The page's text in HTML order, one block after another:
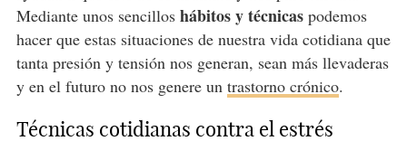
Mediante unos sencillos hábitos y técnicaspodemos
hacer que estas situaciones de nuestra vida cotidiana que
tanta presión y tensión nos generan, sean más llevaderas
y en el futuro no nos genere un trastorno crónico.
Técnicas cotidianas contra el estrés